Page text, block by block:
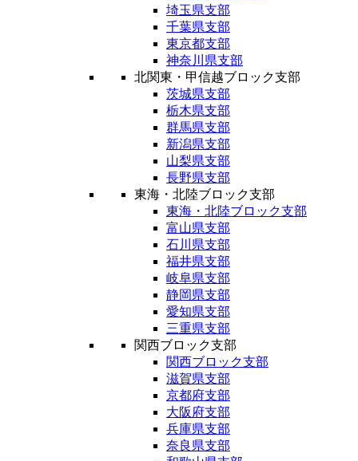
埼玉県支部
千葉県支部
東京都支部
神奈川県支部
北関東・甲信越ブロック支部
茨城県支部
栃木県支部
群馬県支部
新潟県支部
山梨県支部
長野県支部
東海・北陸ブロック支部
東海・北陸ブロック支部
富山県支部
石川県支部
福井県支部
岐阜県支部
静岡県支部
愛知県支部
三重県支部
関西ブロック支部
関西ブロック支部
滋賀県支部
京都府支部
大阪府支部
兵庫県支部
奈良県支部